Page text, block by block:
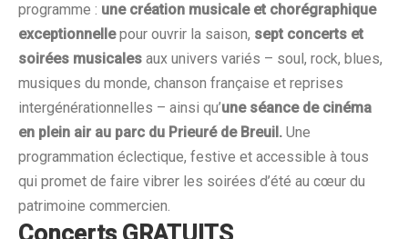
programme : une création musicale et chorégraphique
exceptionnellepour ouvrir la saison, sept concerts et
soirées musicales aux univers variés – soul, rock, blues,
musiques du monde, chanson française et reprises
intergénérationnelles – ainsi qu’une séance de cinéma
en plein air au parc du Prieuré de Breuil. Une
programmation éclectique, festive et accessible à tous
qui promet de faire vibrer les soirées d’été au cœur du
patrimoine commercien.